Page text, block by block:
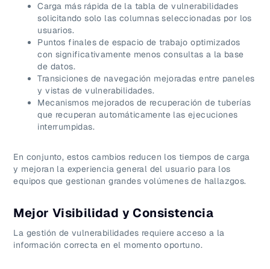
Carga más rápida de la tabla de vulnerabilidades
solicitando solo las columnas seleccionadas por los
usuarios.
Puntos finales de espacio de trabajo optimizados
con significativamente menos consultas a la base
de datos.
Transiciones de navegación mejoradas entre paneles
y vistas de vulnerabilidades.
Mecanismos mejorados de recuperación de tuberías
que recuperan automáticamente las ejecuciones
interrumpidas.
En conjunto, estos cambios reducen los tiempos de carga
y mejoran la experiencia general del usuario para los
equipos que gestionan grandes volúmenes de hallazgos.
Mejor Visibilidad y Consistencia
La gestión de vulnerabilidades requiere acceso a la
información correcta en el momento oportuno.